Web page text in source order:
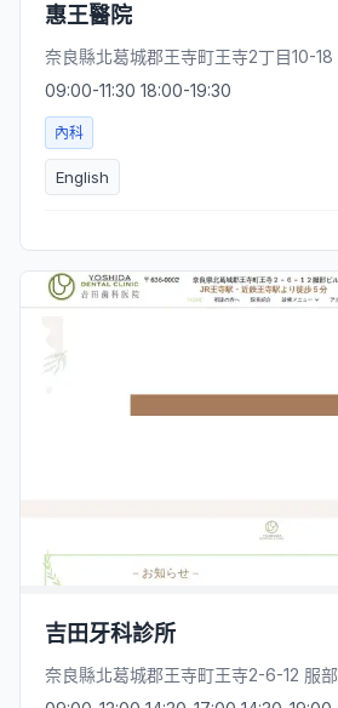
惠王醫院
奈良縣北葛城郡王寺町王寺2丁目10-18
09:00-11:30 18:00-19:30
內科
English
吉田牙科診所
奈良縣北葛城郡王寺町王寺2-6-12 服